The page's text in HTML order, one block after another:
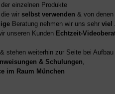
der einzelnen Produkte
wir selbst verwenden & von denen
Beratung nehmen wir uns sehr viel
unseren Kunden Echtzeit-
stehen weiterhin zur Seite bei Aufbau
& Schulungen
im Raum München